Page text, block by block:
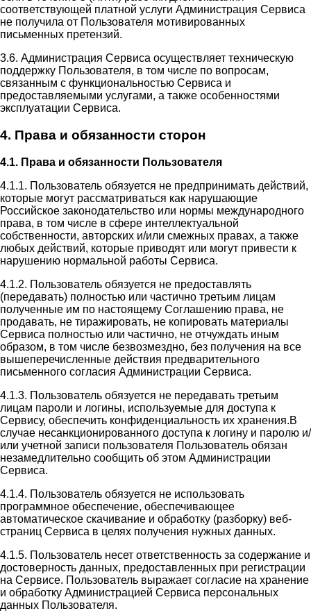
соответствующей платной услуги Администрация Сервиса
не получила от Пользователя мотивированных
письменных претензий.
3.6. Администрация Сервиса осуществляет техническую
поддержку Пользователя, в том числе по вопросам,
связанным с функциональностью Сервиса и
предоставляемыми услугами, а также особенностями
эксплуатации Сервиса.
4. Права и обязанности сторон
4.1. Права и обязанности Пользователя
4.1.1. Пользователь обязуется не предпринимать действий,
которые могут рассматриваться как нарушающие
Российское законодательство или нормы международного
права, в том числе в сфере интеллектуальной
собственности, авторских и/или смежных правах, а также
любых действий, которые приводят или могут привести к
нарушению нормальной работы Сервиса.
4.1.2. Пользователь обязуется не предоставлять
(передавать) полностью или частично третьим лицам
полученные им по настоящему Соглашению права, не
продавать, не тиражировать, не копировать материалы
Сервиса полностью или частично, не отчуждать иным
образом, в том числе безвозмездно, без получения на все
вышеперечисленные действия предварительного
письменного согласия Администрации Сервиса.
4.1.3. Пользователь обязуется не передавать третьим
лицам пароли и логины, используемые для доступа к
Сервису, обеспечить конфиденциальность их хранения.В
случае несанкционированного доступа к логину и паролю и/
или учетной записи пользователя Пользователь обязан
незамедлительно сообщить об этом Администрации
Сервиса.
4.1.4. Пользователь обязуется не использовать
программное обеспечение, обеспечивающее
автоматическое скачивание и обработку (разборку) веб-
страниц Сервиса в целях получения нужных данных.
4.1.5. Пользователь несет ответственность за содержание и
достоверность данных, предоставленных при регистрации
на Сервисе. Пользователь выражает согласие на хранение
и обработку Администрацией Сервиса персональных
данных Пользователя.